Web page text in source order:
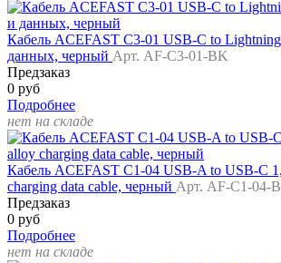
Кабель ACEFAST C3-01 USB-C to Lightning
данных, черный Арт. AF-C3-01-BK
Предзаказ
0 руб
Подробнее
нет на складе
Кабель ACEFAST C1-04 USB-A to USB-C
charging data cable, черный Арт. AF-C1-04-
Предзаказ
0 руб
Подробнее
нет на складе